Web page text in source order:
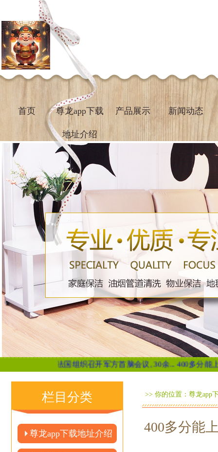
首页 尊龙app下载
地址介绍
产品展示 新闻动态
组织召开军方首脑会议, 30余... 400多分能上的公办大学, 毕业
栏目分类
尊龙app下载地址介绍
>> 你的位置： 尊龙app
400多分能